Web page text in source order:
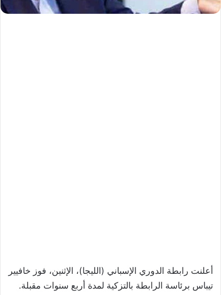
أعلنت رابطة الدوري الإسباني (الليجا)، الإثنين، فوز خافيير
تيباس برئاسة الرابطة بالتزكية لمدة أربع سنوات مقبلة.